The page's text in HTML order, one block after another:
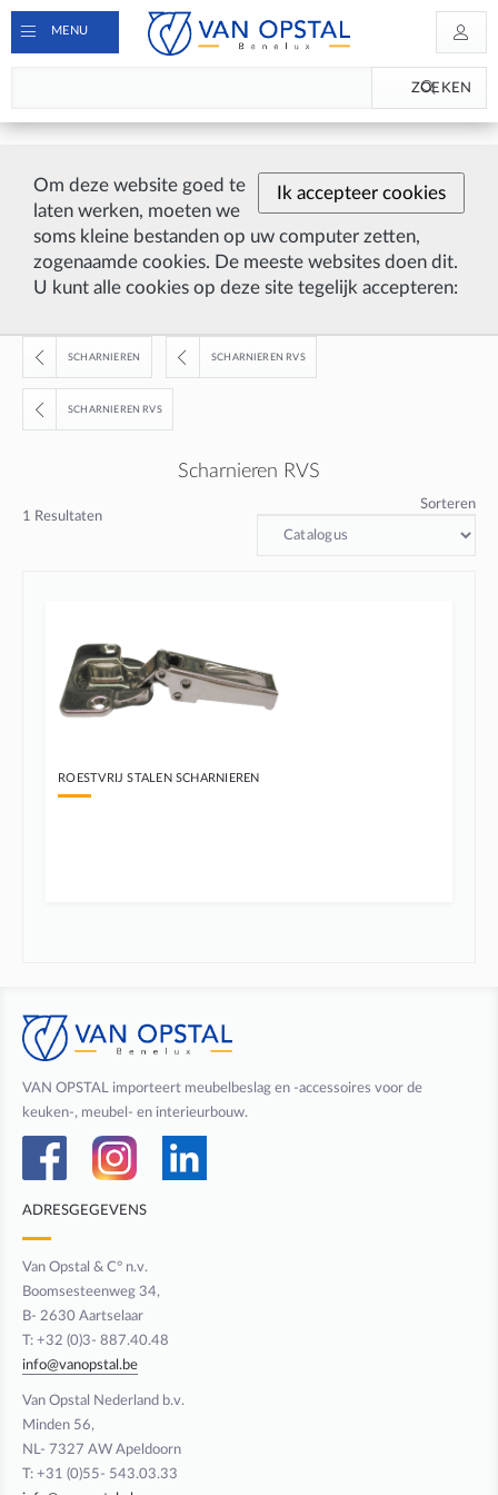
Ik accepteer cookies
Om deze website goed te
laten werken, moeten we
soms kleine bestanden op uw computer zetten,
zogenaamde cookies. De meeste websites doen dit.
U kunt alle cookies op deze site tegelijk accepteren:
MENU
ZOEKEN
SCHARNIEREN SCHARNIEREN RVS
SCHARNIEREN RVS
Scharnieren RVS
1 Resultaten
Sorteren
ROESTVRIJ STALEN SCHARNIEREN
VAN OPSTAL importeert meubelbeslag en -accessoires voor de
keuken-, meubel- en interieurbouw.
ADRESGEGEVENS
Van Opstal & C° n.v.
Boomsesteenweg 34,
B- 2630 Aartselaar
T: +32 (0)3- 887.40.48
info@vanopstal.be
Van Opstal Nederland b.v.
Minden 56,
NL- 7327 AW Apeldoorn
T: +31 (0)55- 543.03.33